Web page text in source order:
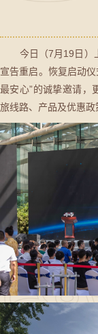
今日（7月19日）上
宣告重启。恢复启动
最安心”的诚挚邀请，
旅线路、产品及优惠政